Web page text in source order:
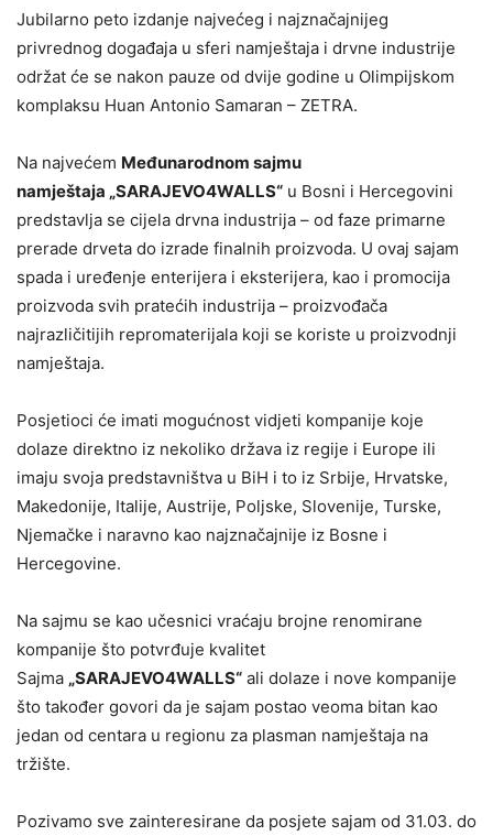
Jubilarno peto izdanje najvećeg i najznačajnijeg
privrednog događaja u sferi namještaja i drvne industrije
održat će se nakon pauze od dvije godine u Olimpijskom
komplaksu Huan Antonio Samaran – ZETRA.
Na najvećem Međunarodnom sajmu
namještaja „SARAJEVO4WALLS“ u Bosni i Hercegovini
predstavlja se cijela drvna industrija – od faze primarne
prerade drveta do izrade finalnih proizvoda. U ovaj sajam
spada i uređenje enterijera i eksterijera, kao i promocija
proizvoda svih pratećih industrija – proizvođača
najrazličitijih repromaterijala koji se koriste u proizvodnji
namještaja.
Posjetioci će imati mogućnost vidjeti kompanije koje
dolaze direktno iz nekoliko država iz regije i Europe ili
imaju svoja predstavništva u BiH i to iz Srbije, Hrvatske,
Makedonije, Italije, Austrije, Poljske, Slovenije, Turske,
Njemačke i naravno kao najznačajnije iz Bosne i
Hercegovine.
Na sajmu se kao učesnici vraćaju brojne renomirane
kompanije što potvrđuje kvalitet
Sajma „SARAJEVO4WALLS“ ali dolaze i nove kompanije
što također govori da je sajam postao veoma bitan kao
jedan od centara u regionu za plasman namještaja na
tržište.
Pozivamo sve zainteresirane da posjete sajam od 31.03. do